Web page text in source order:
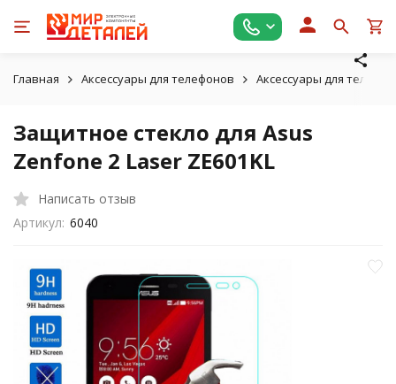
Главная Аксессуары для телефонов Аксессуары для
Защитное стекло для Asus
Zenfone 2 Laser ZE601KL
Написать отзыв
Артикул: 6040